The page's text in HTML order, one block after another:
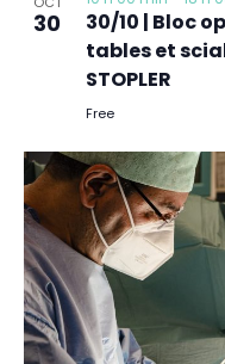
30
30/10 | Bloc
tables et
STOPLER
Free